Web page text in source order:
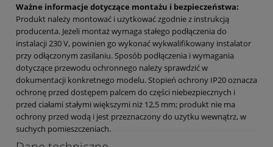
Ważne informacje dotyczące montażu i bezpieczeństwa:
Produkt należy montować i użytkować zgodnie z instrukcją
producenta. Jeżeli montaż wymaga stałego podłączenia do
instalacji 230 V, powinien go wykonać wykwalifikowany instalator
przy odłączonym zasilaniu. Sposób podłączenia i wymagania
dotyczące przewodu ochronnego należy sprawdzić w
dokumentacji konkretnego modelu. Stopień ochrony IP20 oznacza
ochronę przed dostępem palcem do części niebezpiecznych i
przed ciałami stałymi większymi niż 12,5 mm; produkt nie ma
ochrony przed wodą i jest przeznaczony do użytku wewnątrz, w
suchych pomieszczeniach.